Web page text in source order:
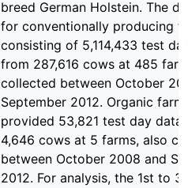
breed German Holstein. The
for conventionally producing
consisting of 5,114,433 test
from 287,616 cows at 485
collected between October
September 2012. Organic
provided 53,821 test day data
4,646 cows at 5 farms, also
between October 2008 and
2012. For analysis, the 1st to